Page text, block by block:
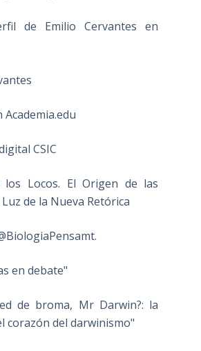
Academia.edu
CSIC
los Locos. El Origen de las
Luz de la Nueva Retórica
en debate"
de broma, Mr Darwin?: la
corazón del darwinismo"